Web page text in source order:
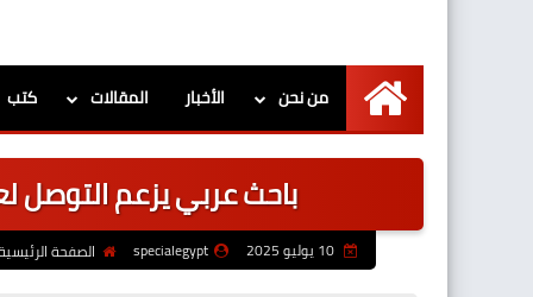
الرئيسية
من نحن الأخبار المقالات كتب
باحث عربي يزعم التوصل
10 يوليو 2025 specialegypt الصفحة